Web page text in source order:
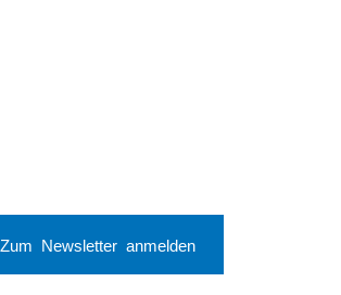
Zum Newsletter anmelden